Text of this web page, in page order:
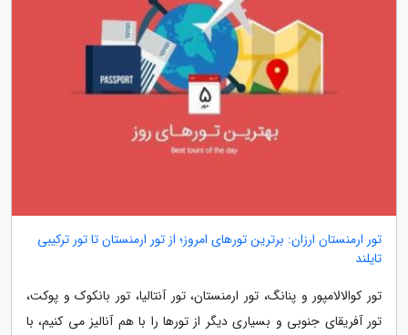
تور ارمنستان ارزان: برترین تورهای امروز؛ از تور ارمنستان تا تور ترکیبی
تایلند
تور کوالالامپور و پنانگ، تور ارمنستان، تور آنتالیا، تور بانکوک و پوکت،
تور آفریقای جنوبی و بسیاری دیگر از تورها را با هم آنالیز می کنیم، با